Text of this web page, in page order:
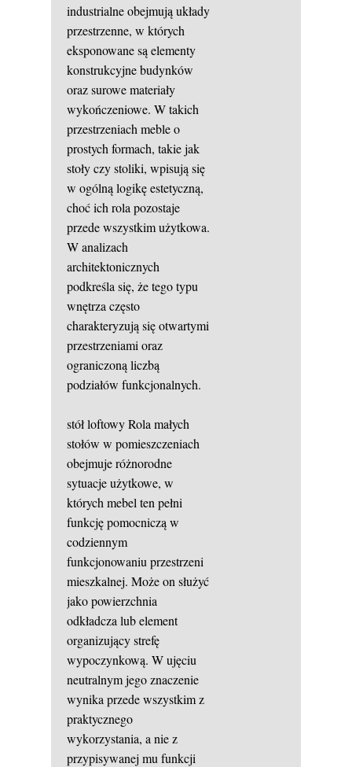
industrialne obejmują układy
przestrzenne, w których
eksponowane są elementy
konstrukcyjne budynków
oraz surowe materiały
wykończeniowe. W takich
przestrzeniach meble o
prostych formach, takie jak
stoły czy stoliki, wpisują się
w ogólną logikę estetyczną,
choć ich rola pozostaje
przede wszystkim użytkowa.
W analizach
architektonicznych
podkreśla się, że tego typu
wnętrza często
charakteryzują się otwartymi
przestrzeniami oraz
ograniczoną liczbą
podziałów funkcjonalnych.
stół loftowyRola małych
stołów w pomieszczeniach
obejmuje różnorodne
sytuacje użytkowe, w
których mebel ten pełni
funkcję pomocniczą w
codziennym
funkcjonowaniu przestrzeni
mieszkalnej. Może on służyć
jako powierzchnia
odkładcza lub element
organizujący strefę
wypoczynkową. W ujęciu
neutralnym jego znaczenie
wynika przede wszystkim z
praktycznego
wykorzystania, a nie z
przypisywanej mu funkcji